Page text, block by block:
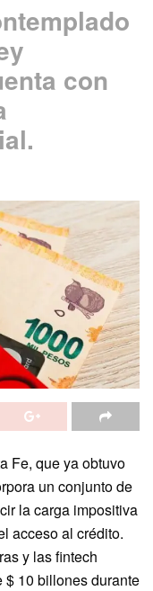
con
Fe, que ya obtuvo
un conjunto de
la carga impositiva
acceso al crédito.
y las fintech
$ 10 billones durante